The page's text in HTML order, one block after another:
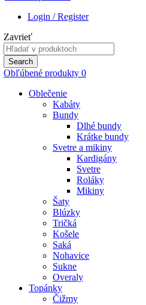
Login / Register
Zavrieť
Search
for:
Search
Obľúbené produkty 0
Oblečenie
Kabáty
Bundy
Dlhé bundy
Krátke bundy
Svetre a mikiny
Kardigány
Svetre
Roláky
Mikiny
Šaty
Blúzky
Tričká
Košele
Saká
Nohavice
Sukne
Overaly
Topánky
Čižmy